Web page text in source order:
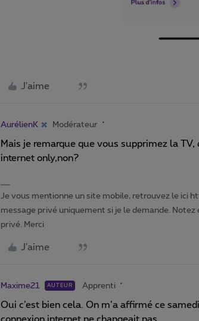
J'aime
AurélienK Modérateur
Mais je remarque que vous supprimez la TV,
internet only,non?
Je vous mentionne un site mobile, retrouvez le ici
message privé uniquement si je le demande.
privé. Merci
J'aime
Maxime21 AUTEUR Apprenti
Oui c’est bien cela. On m’a affirmé ce
connexion internet ne changeait pas.